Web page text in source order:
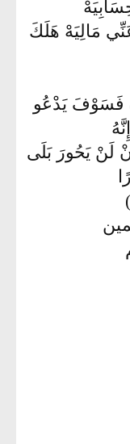
مَالِيَهْ هَلَكَ
فَسَوْفَ يَدْعُو
لَنْ يَحُورَ بَلَى